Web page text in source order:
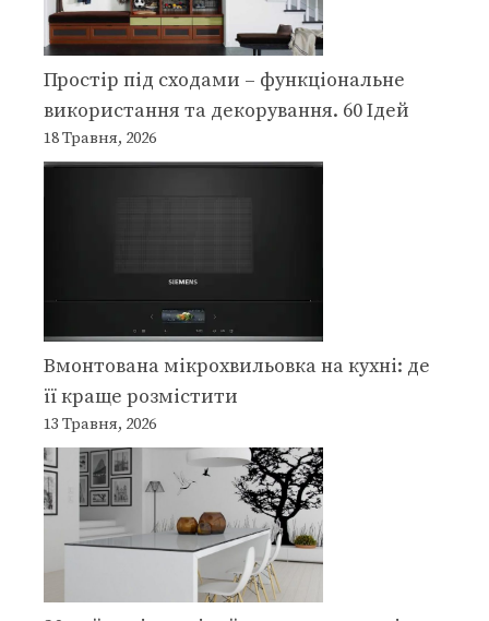
Простір під сходами – функціональне
використання та декорування. 60 Ідей
18 Травня, 2026
Вмонтована мікрохвильовка на кухні: де
її краще розмістити
13 Травня, 2026